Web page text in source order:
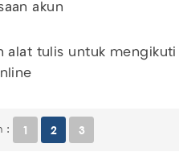
akun
alat tulis untuk
: 1 2 3